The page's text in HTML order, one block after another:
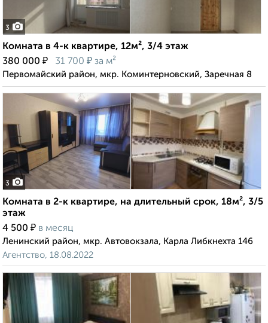
3
Комната в 4-к квартире, 12м², 3/4 этаж
380 000 ₽ 31 700 ₽ за м²
Первомайский район, мкр. Коминтерновский, Заречная 8
3
Комната в 2-к квартире, на длительный срок, 18м², 3/5
этаж
4 500 ₽ в месяц
Ленинский район, мкр. Автовокзала, Карла Либкнехта 146
Агентство, 18.08.2022